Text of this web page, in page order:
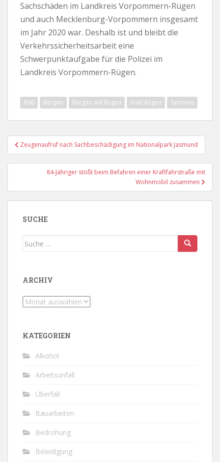
Sachschäden im Landkreis Vorpommern-Rügen
und auch Mecklenburg-Vorpommern insgesamt
im Jahr 2020 war. Deshalb ist und bleibt die
Verkehrssicherheitsarbeit eine
Schwerpunktaufgabe für die Polizei im
Landkreis Vorpommern-Rügen.
B96 Bergen Bergen auf Rügen Insel Rügen Samtens
Beitragsnavigation
Zeugenaufruf nach Sachbeschädigung im Nationalpark Jasmund
84-Jähriger stößt beim Befahren einer Kraftfahrstraße mit
Wohnmobil zusammen
SUCHE
Suche
ARCHIV
Archiv
KATEGORIEN
Alkohol
Arbeitsunfall
Überfall
Bauarbeiten
Bedrohung
Beleidigung